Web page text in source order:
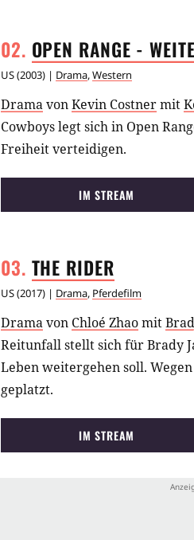
OPEN RANGE -
US(2003) | Drama,Western
DramavonKevin Costnermit
Cowboys legt sich in Open
Freiheit verteidigen.
IM STREAM
THE RIDER
US(2017) | Drama, Pferdefilm
Dramavon Chloé Zhaomit
Reitunfall stellt sich für Brady
Leben weitergehen soll.
geplatzt.
IM STREAM